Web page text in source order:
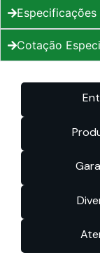
Especificações
Cotação